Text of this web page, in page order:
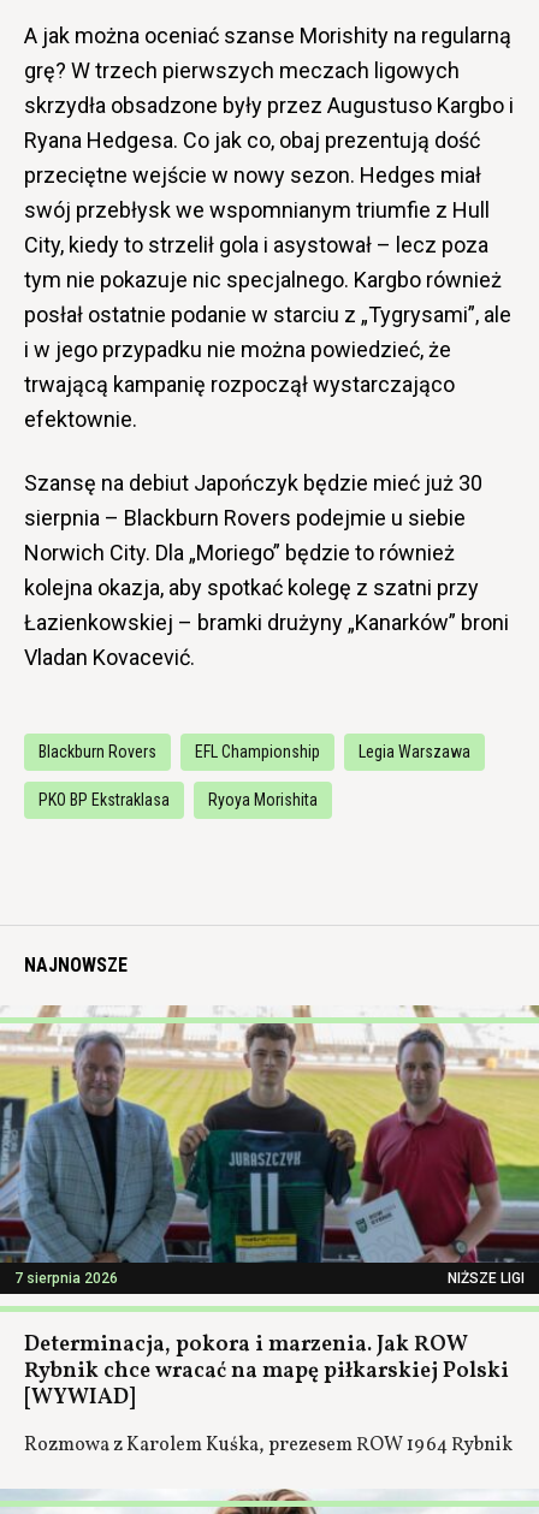
A jak można oceniać szanse Morishity na regularną
grę? W trzech pierwszych meczach ligowych
skrzydła obsadzone były przez Augustuso Kargbo i
Ryana Hedgesa. Co jak co, obaj prezentują dość
przeciętne wejście w nowy sezon. Hedges miał
swój przebłysk we wspomnianym triumfie z Hull
City, kiedy to strzelił gola i asystował – lecz poza
tym nie pokazuje nic specjalnego. Kargbo również
posłał ostatnie podanie w starciu z „Tygrysami”, ale
i w jego przypadku nie można powiedzieć, że
trwającą kampanię rozpoczął wystarczająco
efektownie.
Szansę na debiut Japończyk będzie mieć już 30
sierpnia – Blackburn Rovers podejmie u siebie
Norwich City. Dla „Moriego” będzie to również
kolejna okazja, aby spotkać kolegę z szatni przy
Łazienkowskiej – bramki drużyny „Kanarków” broni
Vladan Kovacević.
Blackburn Rovers EFL Championship Legia Warszawa
PKO BP Ekstraklasa Ryoya Morishita
NAJNOWSZE
7 sierpnia 2026 NIŻSZE LIGI
Determinacja, pokora i marzenia. Jak ROW
Rybnik chce wracać na mapę piłkarskiej Polski
[WYWIAD]
Rozmowa z Karolem Kuśka, prezesem ROW 1964 Rybnik